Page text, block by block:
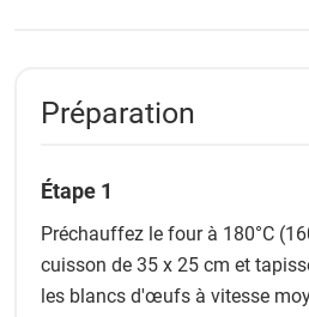
Préparation
Étape 1
Préchauffez le four à 180°C
cuisson de 35 x 25 cm et
les blancs d'œufs à vitesse